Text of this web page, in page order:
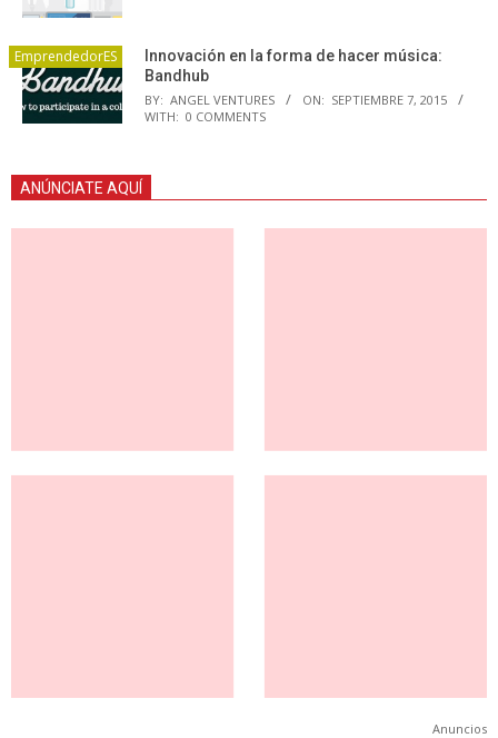
EmprendedorES
Innovación en la forma de hacer música:
Bandhub
BY: ANGEL VENTURES ON: SEPTIEMBRE 7, 2015
WITH: 0 COMMENTS
ANÚNCIATE AQUÍ
Anuncios